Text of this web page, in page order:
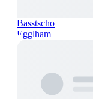
Basstscho
Egglham